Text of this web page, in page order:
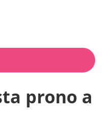
prono a